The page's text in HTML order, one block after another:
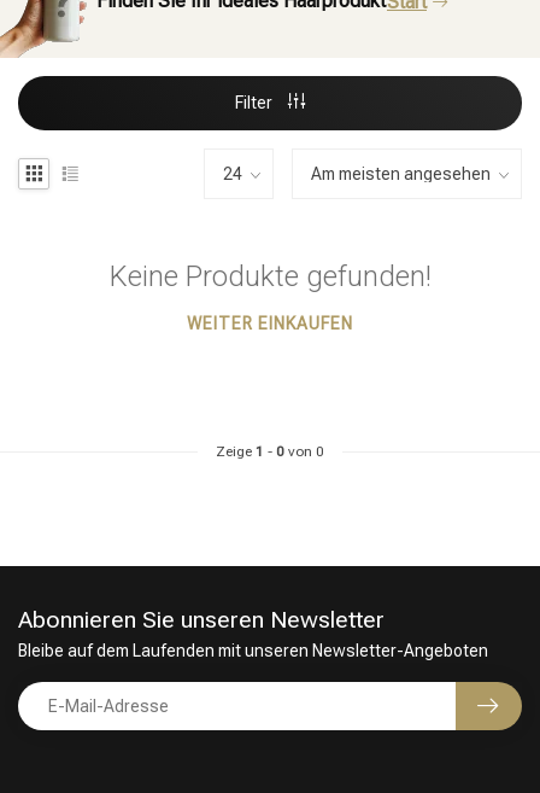
Filter
Keine Produkte gefunden!
WEITER EINKAUFEN
Zeige 1 - 0 von 0
Abonnieren Sie unseren Newsletter
Bleibe auf dem Laufenden mit unseren Newsletter-Angeboten